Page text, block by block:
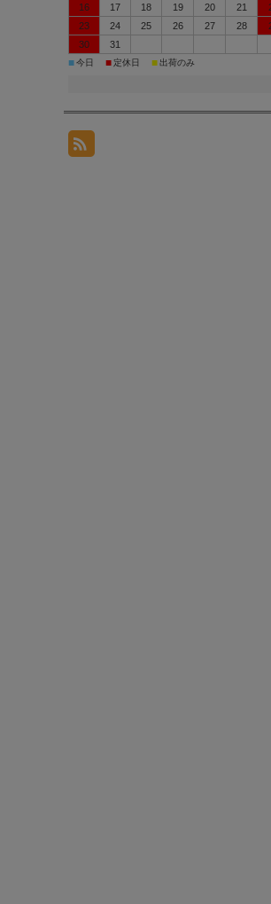
16
17 18 19 20 21
23
24 25 26 27 28
30
31
■今日 ■ 定休日 ■出荷のみ